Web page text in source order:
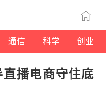
通信 科学 创业
播电商守住底